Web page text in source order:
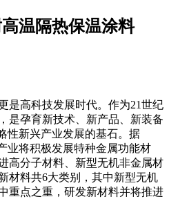
温隔热保温涂料
是高科技发展时代。作为21世纪
是孕育新技术、新产品、新装备
性新兴产业发展的基石。据
业将积极发展特种金属功能材
高分子材料、新型无机非金属材
材料共6大类别，其中新型无机
重点之重，研发新材料并将推进